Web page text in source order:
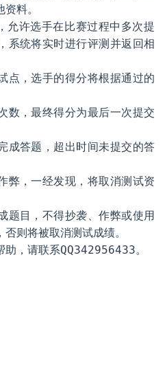
料。
许选手在比赛过程中多次提
系统将实时进行评测并返回相
点，选手的得分将根据通过的
数，最终得分为最后一次提交
成答题，超出时间未提交的答
弊，一经发现，将取消测试资
题目，不得抄袭、作弊或使用
则将被取消测试成绩。
，请联系QQ342956433。